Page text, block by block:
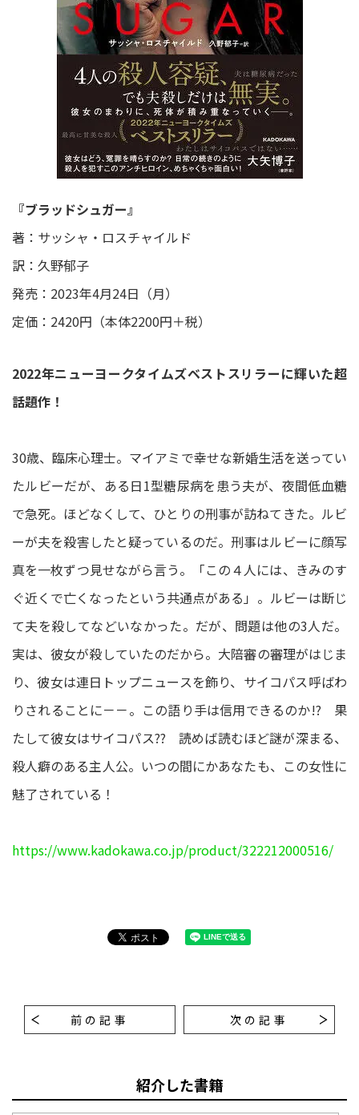
『ブラッドシュガー』
著：サッシャ・ロスチャイルド
訳：久野郁子
発売：2023年4月24日（月）
定価：2420円（本体2200円＋税）
2022年ニューヨークタイムズベストスリラーに輝いた超
話題作！
30歳、臨床心理士。マイアミで幸せな新婚生活を送ってい
たルビーだが、ある日1型糖尿病を患う夫が、夜間低血糖
で急死。ほどなくして、ひとりの刑事が訪ねてきた。ルビ
ーが夫を殺害したと疑っているのだ。刑事はルビーに顔写
真を一枚ずつ見せながら言う。「この４人には、きみのす
ぐ近くで亡くなったという共通点がある」。ルビーは断じ
て夫を殺してなどいなかった。だが、問題は他の3人だ。
実は、彼女が殺していたのだから。大陪審の審理がはじま
り、彼女は連日トップニュースを飾り、サイコパス呼ばわ
りされることに－－。この語り手は信用できるのか!? 果
たして彼女はサイコパス?? 読めば読むほど謎が深まる、
殺人癖のある主人公。いつの間にかあなたも、この女性に
魅了されている！
https://www.kadokawa.co.jp/product/322212000516/
前の記事 次の記事
紹介した書籍